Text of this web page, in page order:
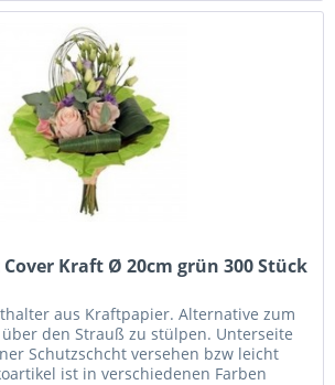
Kraft Ø 20cm grün 300 Stück
aus Kraftpapier. Alternative zum
den Strauß zu stülpen. Unterseite
Schutzschcht versehen bzw leicht
ist in verschiedenen Farben